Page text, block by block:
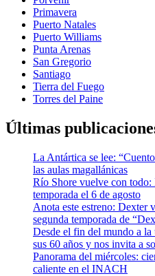
Primavera
Puerto Natales
Puerto Williams
Punta Arenas
San Gregorio
Santiago
Tierra del Fuego
Torres del Paine
Últimas
La Antártica se lee:
las aulas magallánicas
Río Shore vuelve con todo:
temporada el 6 de agosto
Anota este estreno: Dexter
segunda temporada de
Desde el fin del mundo a
sus 60 años y nos invita a
Panorama del miércoles:
caliente en el INACH